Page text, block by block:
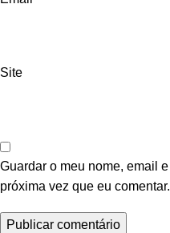
Site
Guardar o meu nome, email
próxima vez que eu comentar.